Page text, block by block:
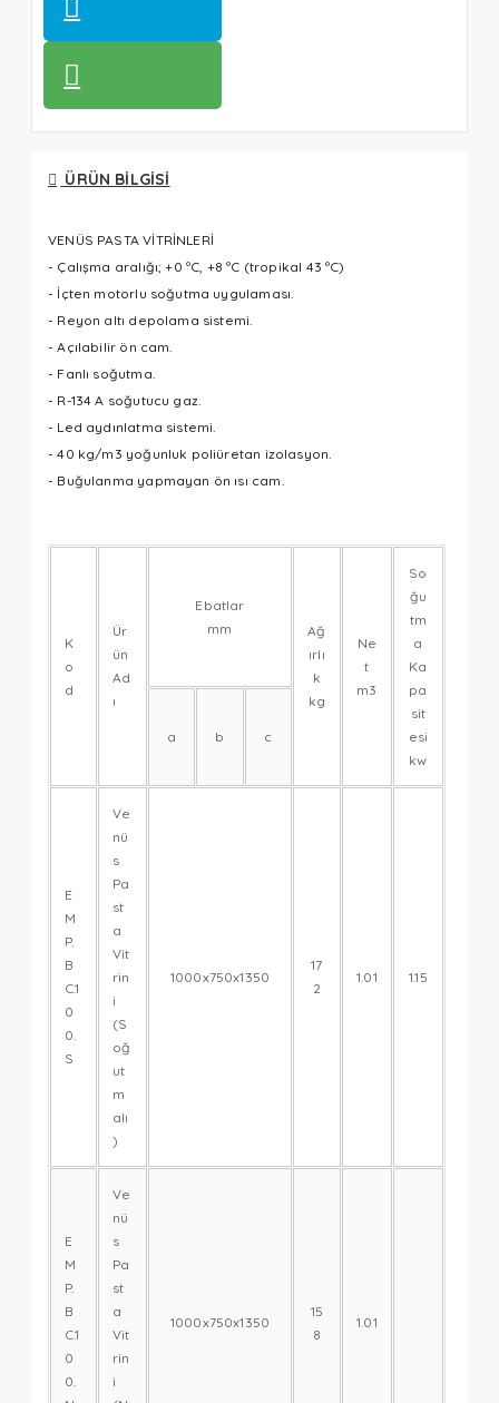
ÜRÜN BILGISI
VENÜS PASTA VİTRİNLERİ
- Çalışma aralığı; +0 ºC, +8 ºC (tropikal 43 ºC)
- İçten motorlu soğutma uygulaması.
- Reyon altı depolama sistemi.
- Açılabilir ön cam.
- Fanlı soğutma.
- R-134 A soğutucu gaz.
- Led aydınlatma sistemi.
- 40 kg/m3 yoğunluk poliüretan izolasyon.
- Buğulanma yapmayan ön ısı cam.
K
o
d
Ür
ün
Ad
ı
Ebatlar
mm
Ağ
ırlı
k
kg
Ne
t
m3
So
ğu
tm
a
Ka
pa
sit
esi
kw
a b c
E
M
P.
B
C.1
0
0.
S
Ve
nü
s
Pa
st
a
Vit
rin
i
(S
oğ
ut
m
alı
)
1000x750x1350
17
2
1.01 1.15
E
M
P.
B
C.1
0
0.
Ve
nü
s
Pa
st
a
Vit
rin
i
1000x750x1350
15
8
1.01